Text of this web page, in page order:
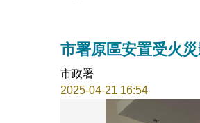
市署原區安置受火
市政署
2025-04-21 16:54